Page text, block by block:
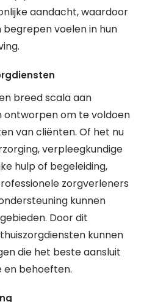
aandacht, waardoor
begrepen voelen in hun
breed scala aan
ontworpen om te voldoen
van cliënten. Of het nu
verpleegkundige
hulp of begeleiding,
zorgverleners
kunnen
Door dit
kunnen
die het beste aansluit
en behoeften.